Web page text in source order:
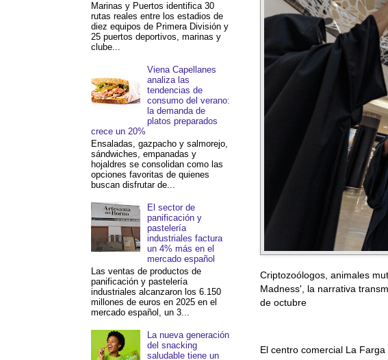
Criptozoólogos, animales
Madness', la narrativa
de octubre
El centro comercial La
Marinas y Puertos identifica 30
rutas reales entre los estadios de
diez equipos de Primera División y
25 puertos deportivos, marinas y
clube...
Viena Capellanes
analiza las
tendencias de
consumo del verano:
la demanda de
platos preparados
crece un 20%
Ensaladas, gazpacho y salmorejo,
sándwiches, empanadas y
hojaldres se consolidan como las
opciones favoritas de quienes
buscan disfrutar de...
El sector de
panificación y
pastelería
industriales factura
un 4% más en el
mercado español
Las ventas de productos de
panificación y pastelería
industriales alcanzaron los 6.150
millones de euros en 2025 en el
mercado español, un 3...
La nueva generación
del snacking
saludable tiene un